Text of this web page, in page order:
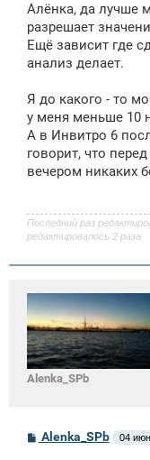
б
щ
н
и
Алёнка, да лучше
разрешает
Ещё зависит где
анализ делает.
Я до какого - то
у меня меньше 10
А в Инвитро 6
говорит, что
вечером никаких
Последний раз
редактировалось 2 раза.
Alenka_SPb
С
Alenka_SPb 04